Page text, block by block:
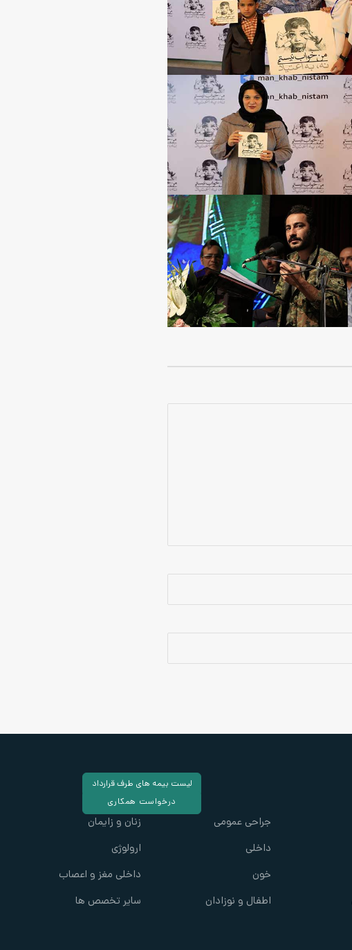
لیست بیمه های طرف قرارداد
درخواست همکاری
جراحی عمومی
داخلی
خون
اطفال و نوزادان
زنان و زایمان
ارولوژی
داخلی مغز و اعصاب
سایر تخصص ها